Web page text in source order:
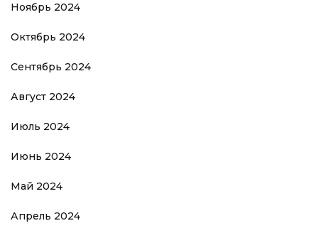
Ноябрь 2024
Октябрь 2024
Сентябрь 2024
Август 2024
Июль 2024
Июнь 2024
Май 2024
Апрель 2024